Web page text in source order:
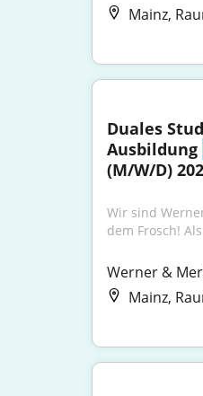
Mainz,
Duales
Ausbildung
(M/W/D)
Wir sind
dem Frosch!
Werner &
Mainz,